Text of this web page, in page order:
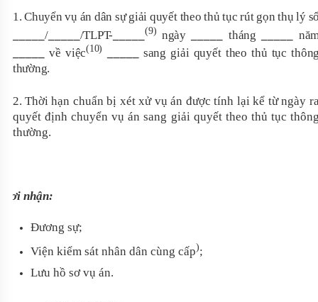
1. Chuyển vụ án dân sự giải quyết theo thủ tục rút gọn thụ lý
/_____ /TLPT- _____(9) ngày tháng
về việc(10)
sang giải quyết theo thủ tục
thường.
2. Thời hạn chuẩn bị xét xử vụ án được tính lại kể từ ngày
quyết định chuyển vụ án sang giải quyết theo thủ tục
thường.
Nơi nhận:
Đương sự;
Viện kiểm sát nhân dân cùng cấp);
Lưu hồ sơ vụ án.